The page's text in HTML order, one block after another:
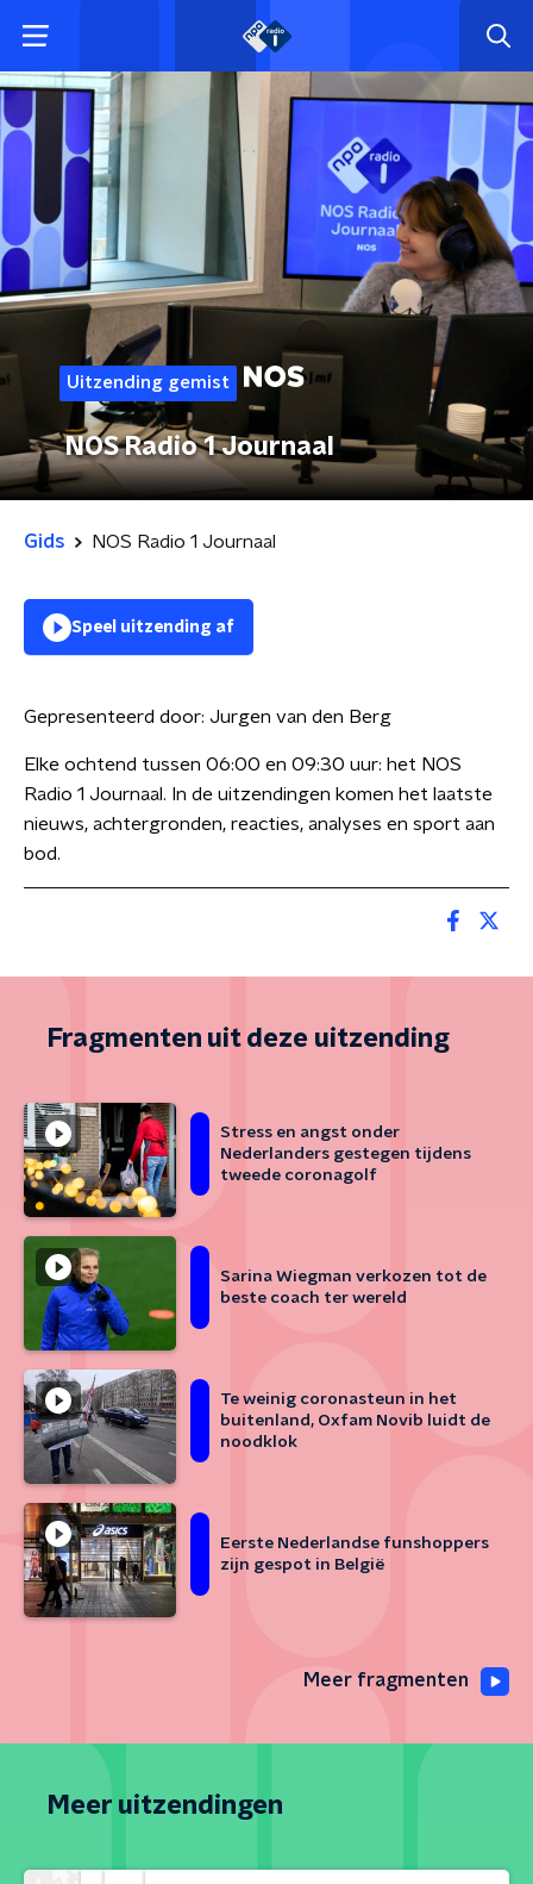
Uitzending gemist
NOS Radio 1 Journaal
Gids NOS Radio 1 Journaal
Speel uitzending af
Gepresenteerd door: Jurgen van den Berg
Elke ochtend tussen 06:00 en 09:30 uur: het NOS
Radio 1 Journaal. In de uitzendingen komen het laatste
nieuws, achtergronden, reacties, analyses en sport aan
bod.
Fragmenten uit deze uitzending
Stress en angst onder
Nederlanders gestegen tijdens
tweede coronagolf
Sarina Wiegman verkozen tot de
beste coach ter wereld
Te weinig coronasteun in het
buitenland, Oxfam Novib luidt de
noodklok
Eerste Nederlandse funshoppers
zijn gespot in België
Meer fragmenten
Meer uitzendingen